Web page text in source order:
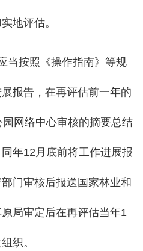
地评估。
当按照《操作指南》等规
报告，在再评估前一年的
网络中心审核的摘要总结
年12月底前将工作进展报
门审核后报送国家林业和
局审定后在再评估当年1
织。